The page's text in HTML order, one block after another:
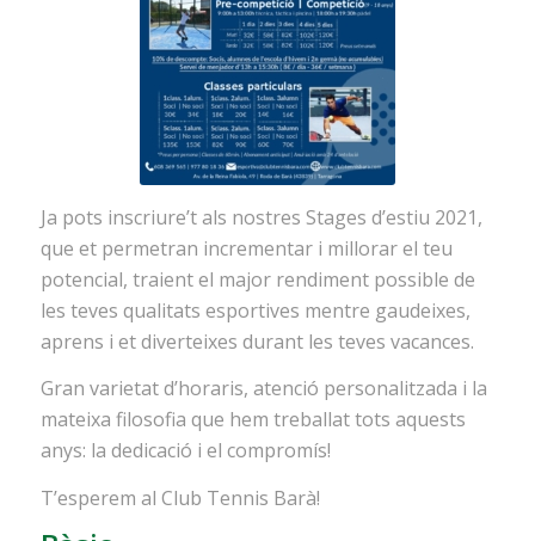
Ja pots inscriure’t als nostres Stages d’estiu 2021,
que et permetran incrementar i millorar el teu
potencial, traient el major rendiment possible de
les teves qualitats esportives mentre gaudeixes,
aprens i et diverteixes durant les teves vacances.
Gran varietat d’horaris, atenció personalitzada i la
mateixa filosofia que hem treballat tots aquests
anys: la dedicació i el compromís!
T’esperem al Club Tennis Barà!